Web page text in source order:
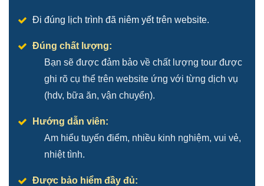
Đi đúng lịch trình đã niêm yết trên website.
Đúng chất lượng:
Bạn sẽ được đảm bảo về chất lượng tour được
ghi rõ cụ thể trên website ứng với từng dịch vụ
(hdv, bữa ăn, vận chuyển).
Hướng dẫn viên:
Am hiểu tuyến điểm, nhiều kinh nghiệm, vui vẻ,
nhiệt tình.
Được bảo hiểm đầy đủ: